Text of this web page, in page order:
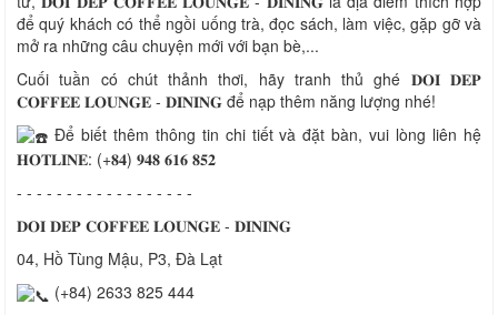
để quý khách có thể ngồi uống trà, đọc sách, làm việc, gặp gỡ và
mở ra những câu chuyện mới với bạn bè,...
Cuối tuần có chút thảnh thơi, hãy tranh thủ ghé 𝐃𝐎𝐈 𝐃𝐄𝐏
𝐂𝐎𝐅𝐅𝐄𝐄 𝐋𝐎𝐔𝐍𝐆𝐄 - 𝐃𝐈𝐍𝐈𝐍𝐆 để nạp thêm năng lượng nhé!
Để biết thêm thông tin chi tiết và đặt bàn, vui lòng liên hệ
𝐇𝐎𝐓𝐋𝐈𝐍𝐄: (+𝟖𝟒) 𝟗𝟒𝟖 𝟔𝟏𝟔 𝟖𝟓𝟐
- - - - - - - - - - - - - - - - - -
𝐃𝐎𝐈 𝐃𝐄𝐏 𝐂𝐎𝐅𝐅𝐄𝐄 𝐋𝐎𝐔𝐍𝐆𝐄 - 𝐃𝐈𝐍𝐈𝐍𝐆
04, Hồ Tùng Mậu, P3, Đà Lạt
(+84) 2633 825 444